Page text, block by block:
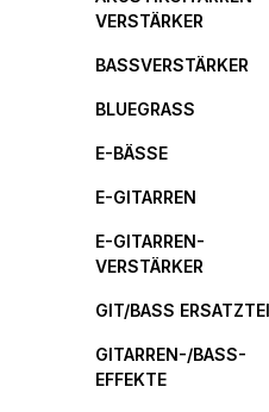
VERSTÄRKER
BASSVERSTÄRKER
BLUEGRASS
E-BÄSSE
E-GITARREN
E-GITARREN-
VERSTÄRKER
GIT/BASS
GITARREN-/BASS-
EFFEKTE